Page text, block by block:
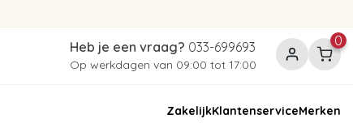
Heb je een vraag? 033-699693
Op werkdagen van 09:00 tot 17:00
0
ZakelijkKlantenserviceMerken